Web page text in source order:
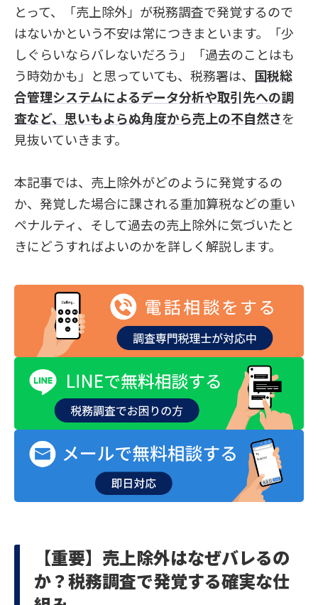
とって、「売上除外」が税務調査で発覚するので
はないかという不安は常につきまといます。「少
しぐらいならバレないだろう」「過去のことはも
う時効かも」と思っていても、税務署は、 国税総
合管理システムによるデータ分析や取引先への調
査など、思いもよらぬ角度から売上の不自然さを
見抜いていきます。
本記事では、売上除外がどのように発覚するの
か、発覚した場合に課される重加算税などの重い
ペナルティ、そして過去の売上除外に気づいたと
きにどうすればよいのかを詳しく解説します。
【重要】売上除外はなぜバレるの
か？税務調査で発覚する確実な仕